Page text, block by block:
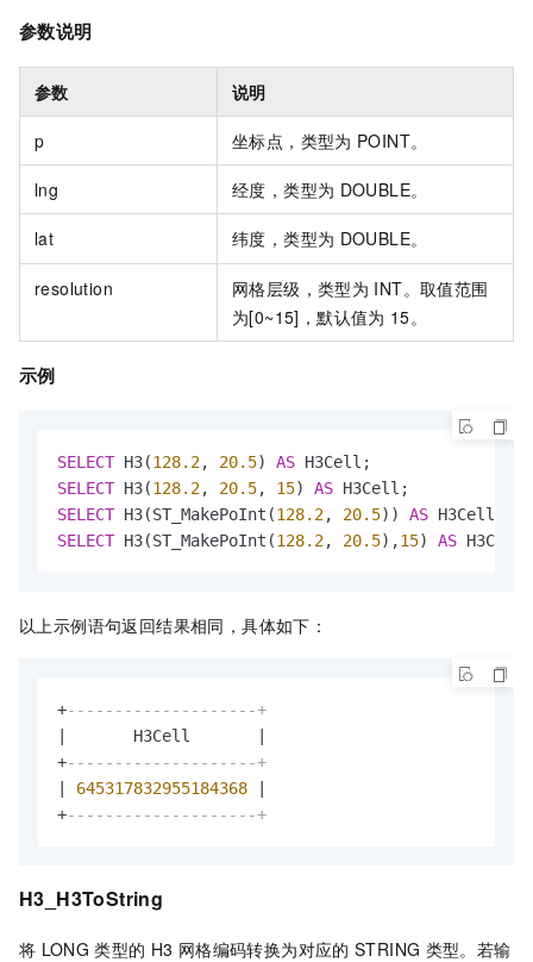
参数说明
参数 说明
p 坐标点，类型为 POINT。
lng 经度，类型为 DOUBLE。
lat 纬度，类型为 DOUBLE。
resolution 网格层级，类型为 INT。取值范围
为[0~15]，默认值为 15。
示例
SELECT H3(128.2, 20.5) AS
SELECT H3(128.2, 20.5, 15) AS
SELECT H3(ST_MakePoInt(128.2, 20.5)) AS
SELECT H3(ST_MakePoInt(128.2, 20.5),15) AS H3Cell;
以上示例语句返回结果相同，具体如下：
+--------------------+
       H3Cell
+--------------------+
645317832955184368
+--------------------+
H3_H3ToString
将 LONG 类型的 H3 网格编码转换为对应的 STRING 类型。若输